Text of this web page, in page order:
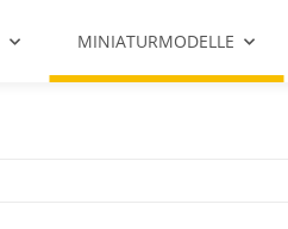
MINIATURMODELLE